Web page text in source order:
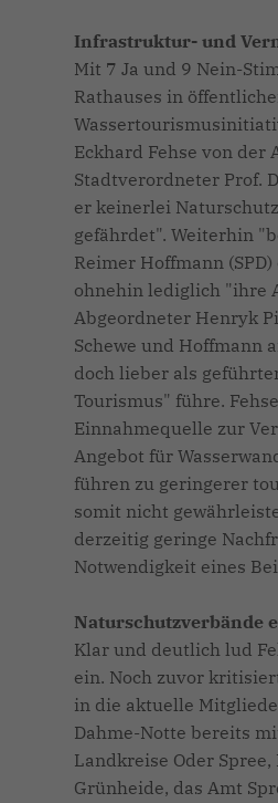
Infrastruktur- und
Mit 7 Ja und 9 Nein-
Rathauses in
Eckhard Fehse von der
Stadtverordneter Prof.
er keinerlei
gefährdet". Weiterhin
Reimer Hoffmann
ohnehin lediglich "ihre
Abgeordneter Henryk
Schewe und Hoffmann
doch lieber als
Tourismus" führe.
Einnahmequelle zur
Angebot für
führen zu geringerer
somit nicht
derzeitig geringe
Notwendigkeit eines
Naturschutzverbände
Klar und deutlich lud
ein. Noch zuvor
in die aktuelle
Dahme-Notte bereits
Landkreise Oder
Grünheide, das Amt